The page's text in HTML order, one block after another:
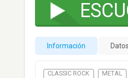
Información
CLASSIC ROCK METAL